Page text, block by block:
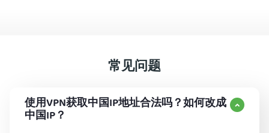
常见问题
使用VPN获取中国IP地址合法吗？如何改成
中国IP？